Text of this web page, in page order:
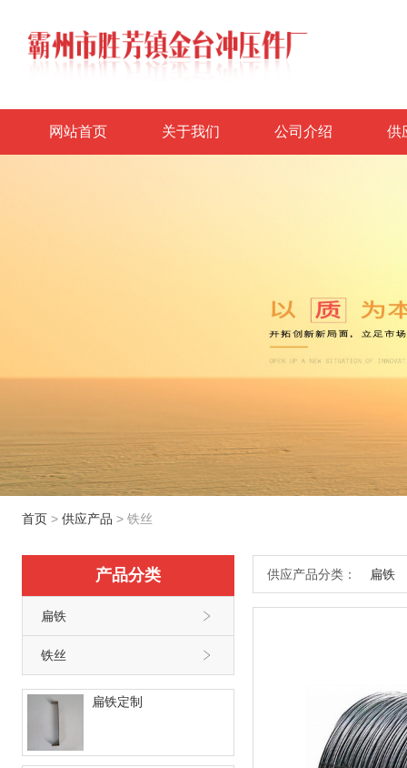
网站首页 关于我们 公司介绍 供
首页 > 供应产品 > 铁丝
产品分类
扁铁 
铁丝 
扁铁定制
供应产品分类： 扁铁